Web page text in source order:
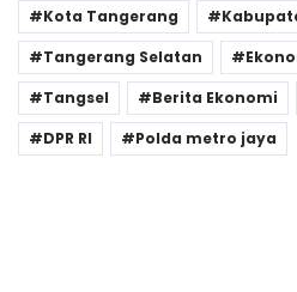
Kota Tangerang
Tangerang Selatan
Tangsel
Berita Ekonomi
DPR RI
Polda metro jaya